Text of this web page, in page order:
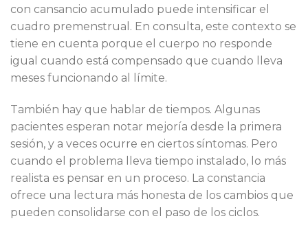
con cansancio acumulado puede intensificar el
cuadro premenstrual. En consulta, este contexto se
tiene en cuenta porque el cuerpo no responde
igual cuando está compensado que cuando lleva
meses funcionando al límite.
También hay que hablar de tiempos. Algunas
pacientes esperan notar mejoría desde la primera
sesión, y a veces ocurre en ciertos síntomas. Pero
cuando el problema lleva tiempo instalado, lo más
realista es pensar en un proceso. La constancia
ofrece una lectura más honesta de los cambios que
pueden consolidarse con el paso de los ciclos.